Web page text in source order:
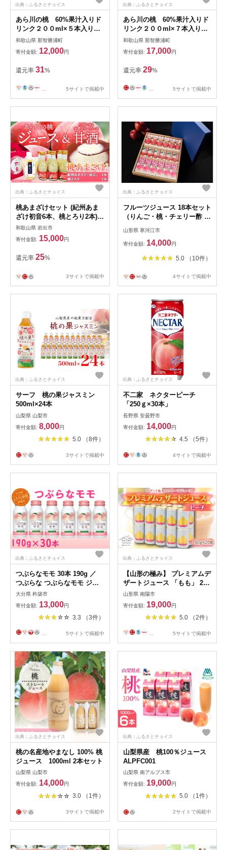
出典：ふるさとチョイス
あら川の桃 60%果汁入りド
リンク２００ml×５本入り
ギフトセット
和歌山県 那智勝浦町
寄付金額: 12,000円
還元率 31%
5サイトで掲載中
出典：ふるさとチョイス
あら川の桃 60%果汁入りド
リンク２００ml×７本入り
ギフトセット
和歌山県 那智勝浦町
寄付金額: 17,000円
還元率 29%
5サイトで掲載中
出典：ふるさとチョイス
桃あまざけセット (紀州あま
ざけ初音6本、桃とろり2本)
株式会社紀ノ國フーズ 《90日
以内に順次出荷(土日祝除
く)》 和歌山県 岩出市 甘酒
桃ジュース 送料無料
和歌山県 岩出市
寄付金額: 15,000円
還元率 25%
3サイトで掲載中
出典：ふるさとチョイス
フルーツジュース 18本セット
（りんご・桃・チェリー酢 各
りんごジュース 桃ジュース
さくらんぼ酢 山形 014-G-
山形県 寒河江市
寄付金額: 14,000円
5.0 （10件）
4サイトで掲載中
出典：ふるさとチョイス
サーフ 桃の果ジャスミン
500ml×24本
山梨県 山梨市
寄付金額: 8,000円
5.0 （8件）
3サイトで掲載中
出典：ふるさとチョイス
不二家 ネクターピーチ
「250ｇ×30本」
長野県 安曇野市
寄付金額: 14,000円
4.5 （5件）
4サイトで掲載中
出典：ふるさとチョイス
つぶらなモモ 30本 190g ／
つぶらな つぶらなモモ ジュ
ース 清涼飲料水 人気 子供 お
すすめ 果汁飲料 ご当地ジュ
ース もも モモ 桃 ももジュー
ス モモジュース 桃ジュース
飲料 30本 詰めあわせ ギフト
プレゼント セット 贈答 家庭
ド スピード発送 ＜131-106＞
大分県 杵築市
寄付金額: 13,000円
3.3 （3件）
5サイトで掲載中
出典：ふるさとチョイス
【山形の極み】 プレミアムデ
ザートジュース 「もも」 20
缶 ジュース ストレート デザ
ート フルーツジュース ピー
チ 果物 果汁100％ 山形県 南
陽市 [1188]
山形県 南陽市
寄付金額: 19,000円
5.0 （2件）
5サイトで掲載中
出典：ふるさとチョイス
桃の名産地やまなし 100% 桃
ジュース 1000ml 2本セット
山梨県 山梨市
寄付金額: 14,000円
3.0 （1件）
3サイトで掲載中
出典：ふるさとチョイス
山梨県産 桃100％ジュース
ALPFC001
山梨県 南アルプス市
寄付金額: 19,000円
5.0 （1件）
2サイトで掲載中